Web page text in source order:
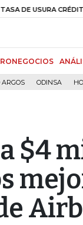
CRÉDITO
ARGOS ODINSA
$4